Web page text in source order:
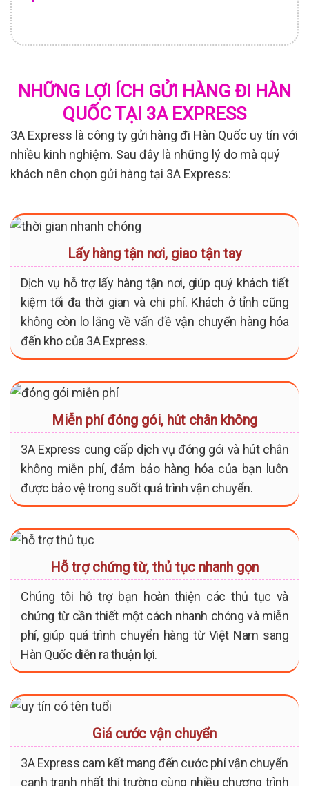
NHỮNG LỢI ÍCH GỬI HÀNG ĐI HÀN
QUỐC TẠI 3A EXPRESS
3A Express là công ty gửi hàng đi Hàn Quốc uy tín với
nhiều kinh nghiệm. Sau đây là những lý do mà quý
khách nên chọn gửi hàng tại 3A Express:
Lấy hàng tận nơi, giao tận tay
Dịch vụ hỗ trợ lấy hàng tận nơi, giúp quý khách tiết
kiệm tối đa thời gian và chi phí. Khách ở tỉnh cũng
không còn lo lắng về vấn đề vận chuyển hàng hóa
đến kho của 3A Express.
Miễn phí đóng gói, hút chân không
3A Express cung cấp dịch vụ đóng gói và hút chân
không miễn phí, đảm bảo hàng hóa của bạn luôn
được bảo vệ trong suốt quá trình vận chuyển.
Hỗ trợ chứng từ, thủ tục nhanh gọn
Chúng tôi hỗ trợ bạn hoàn thiện các thủ tục và
chứng từ cần thiết một cách nhanh chóng và miễn
phí, giúp quá trình chuyển hàng từ Việt Nam sang
Hàn Quốc diễn ra thuận lợi.
Giá cước vận chuyển
3A Express cam kết mang đến cước phí vận chuyển
cạnh tranh nhất thị trường cùng nhiều chương trình